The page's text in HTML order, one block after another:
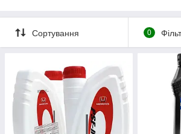
Сортування 0